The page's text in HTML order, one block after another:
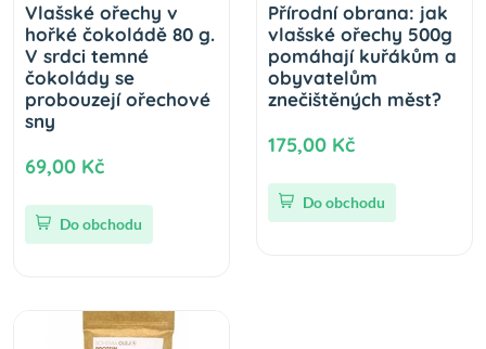
Vlašské ořechy v
hořké čokoládě 80 g.
V srdci temné
čokolády se
probouzejí ořechové
sny
69,00 Kč
Do obchodu
Přírodní obrana: jak
vlašské ořechy 500g
pomáhají kuřákům a
obyvatelům
znečištěných měst?
175,00 Kč
Do obchodu